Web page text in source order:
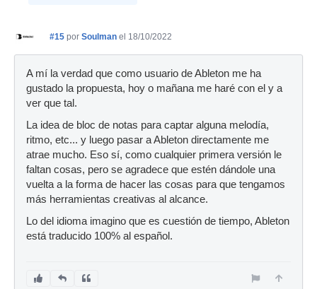
#15 por Soulman el 18/10/2022
A mí la verdad que como usuario de Ableton me ha
gustado la propuesta, hoy o mañana me haré con el y a
ver que tal.
La idea de bloc de notas para captar alguna melodía,
ritmo, etc... y luego pasar a Ableton directamente me
atrae mucho. Eso sí, como cualquier primera versión le
faltan cosas, pero se agradece que estén dándole una
vuelta a la forma de hacer las cosas para que tengamos
más herramientas creativas al alcance.
Lo del idioma imagino que es cuestión de tiempo, Ableton
está traducido 100% al español.